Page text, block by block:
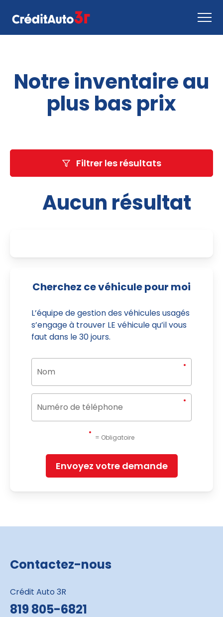
Comment ça marche
Nous joindre
Inventaire
Notre inventaire au
plus bas prix
Filtrer les résultats
Aucun résultat
Cherchez ce véhicule pour moi
L’équipe de gestion des véhicules usagés
s’engage à trouver LE véhicule qu’il vous
faut dans le 30 jours.
= Obligatoire
Envoyez votre demande
Contactez-nous
Crédit Auto 3R
819 805-6821